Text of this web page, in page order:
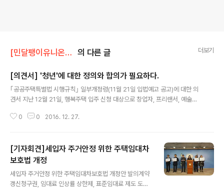
[민달팽이유니온]/* 보도자료, 기자회견, 논평 의 다른 글 더보기
[의견서] '청년'에 대한 정의와 합의가 필요하다.
｢공공주택특별법 시행규칙｣ 일부개정령(11월 21일 입법예고 공고)에 대한 의
견서 지난 12월 21일, 행복주택 입주 신청 대상으로 창업자, 프리랜서, 예술인
니온은 21일 본 개정령안이 현실적으로 예술 분야에 종사하는 청년들의 입주를
괴리되어 사실상 문턱은 높아진 셈이다. 그러나 국토교통부는 공식적인 답변 없
이 모집 공고 일정을 27일 발표했다. 국토교통부는 의견에 대한 답변 없이 27
일 모집 공고를 발표했다. 참으로 유감스럽다. 행복주택은 현재 입주 대상을 '대
학생', '사회초년생..
0 0 2016. 12. 27.
[기자회견]세입자 주거안정 위한 주택임대차
보호법 개정
세입자 주거안정 위한 주택임대차보호법 개정안 발의계약
갱신청구권, 임대료 인상률 상한제, 표준임대료 제도 도입